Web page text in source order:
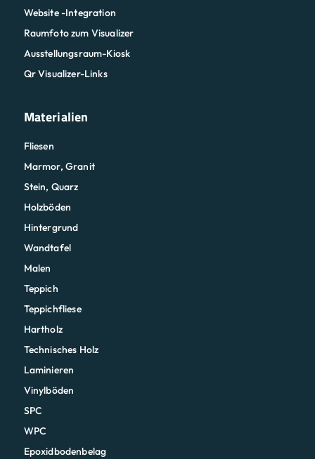
Website -Integration
Raumfoto zum Visualizer
Ausstellungsraum-Kiosk
Qr Visualizer-Links
Materialien
Fliesen
Marmor, Granit
Stein, Quarz
Holzböden
Hintergrund
Wandtafel
Malen
Teppich
Teppichfliese
Hartholz
Technisches Holz
Laminieren
Vinylböden
SPC
WPC
Epoxidbodenbelag